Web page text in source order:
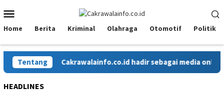
ke
kontenMobile
Home Berita Kriminal Olahraga Otomotif Politik
TentangCakrawalainfo.co.id hadir sebagai media online
HEADLINES